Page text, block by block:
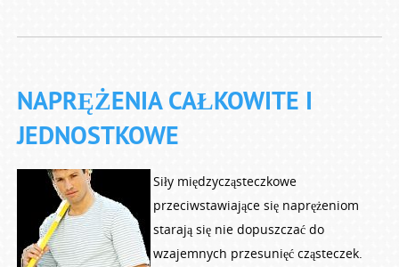
NAPRĘŻENIA CAŁKOWITE I
JEDNOSTKOWE
Siły międzycząsteczkowe
przeciwstawiające się naprężeniom
starają się nie dopuszczać do
wzajemnych przesunięć cząsteczek.